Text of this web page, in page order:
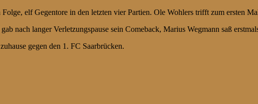
elf Gegentore in den letzten vier Partien. Ole Wohlers trifft zum ersten
nach langer Verletzungspause sein Comeback, Marius Wegmann saß
gegen den 1. FC Saarbrücken.